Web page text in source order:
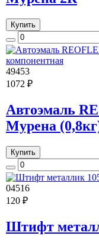
Купить
49453
1072 ₽
Автоэмаль
Мурена
Купить
04516
120 ₽
Штифт